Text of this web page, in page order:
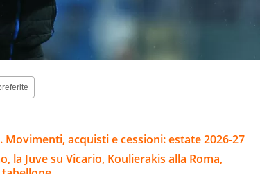
Movimenti, acquisti e cessioni: estate 2026-27
la Juve su Vicario, Koulierakis alla Roma,